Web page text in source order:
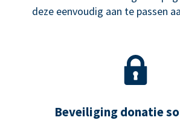
deze eenvoudig aan te passen
Beveiliging donatie